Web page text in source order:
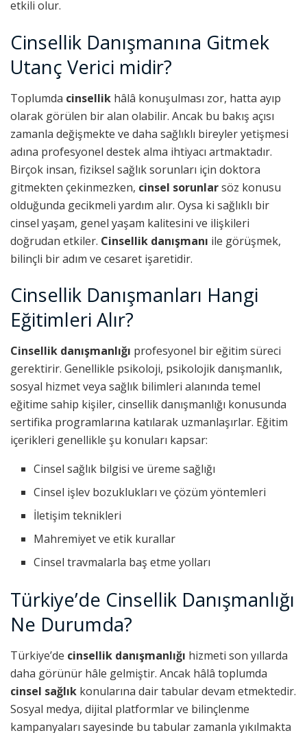
etkili olur.
Cinsellik Danışmanına Gitmek
Utanç Verici midir?
Toplumda cinsellik hâlâ konuşulması zor, hatta ayıp
olarak görülen bir alan olabilir. Ancak bu bakış açısı
zamanla değişmekte ve daha sağlıklı bireyler yetişmesi
adına profesyonel destek alma ihtiyacı artmaktadır.
Birçok insan, fiziksel sağlık sorunları için doktora
gitmekten çekinmezken, cinsel sorunlarsöz konusu
olduğunda gecikmeli yardım alır. Oysa ki sağlıklı bir
cinsel yaşam, genel yaşam kalitesini ve ilişkileri
doğrudan etkiler. Cinsellik danışmanı ile görüşmek,
bilinçli bir adım ve cesaret işaretidir.
Cinsellik Danışmanları Hangi
Eğitimleri Alır?
Cinsellik danışmanlığı profesyonel bir eğitim süreci
gerektirir. Genellikle psikoloji, psikolojik danışmanlık,
sosyal hizmet veya sağlık bilimleri alanında temel
eğitime sahip kişiler, cinsellik danışmanlığı konusunda
sertifika programlarına katılarak uzmanlaşırlar. Eğitim
içerikleri genellikle şu konuları kapsar:
Cinsel sağlık bilgisi ve üreme sağlığı
Cinsel işlev bozuklukları ve çözüm yöntemleri
İletişim teknikleri
Mahremiyet ve etik kurallar
Cinsel travmalarla baş etme yolları
Türkiye’de Cinsellik Danışmanlığı
Ne Durumda?
Türkiye’de cinsellik danışmanlığı hizmeti son yıllarda
daha görünür hâle gelmiştir. Ancak hâlâ toplumda
cinsel sağlık konularına dair tabular devam etmektedir.
Sosyal medya, dijital platformlar ve bilinçlenme
kampanyaları sayesinde bu tabular zamanla yıkılmakta